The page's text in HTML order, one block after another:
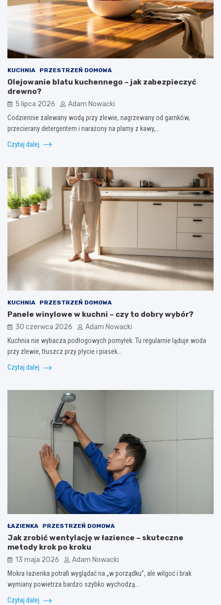
KUCHNIA PRZESTRZEŃ DOMOWA
Olejowanie blatu kuchennego – jak zabezpieczyć
drewno?
5 lipca 2026 Adam Nowacki
Codziennie zalewany wodą przy zlewie, nagrzewany od garnków,
przecierany detergentem i narażony na plamy z kawy,…
Czytaj dalej
KUCHNIA PRZESTRZEŃ DOMOWA
Panele winylowe w kuchni – czy to dobry wybór?
30 czerwca 2026 Adam Nowacki
Kuchnia nie wybacza podłogowych pomyłek. Tu regularnie ląduje woda
przy zlewie, tłuszcz przy płycie i piasek…
Czytaj dalej
ŁAZIENKA PRZESTRZEŃ DOMOWA
Jak zrobić wentylację w łazience – skuteczne
metody krok po kroku
13 maja 2026 Adam Nowacki
Mokra łazienka potrafi wyglądać na „w porządku”, ale wilgoć i brak
wymiany powietrza bardzo szybko wychodzą…
Czytaj dalej